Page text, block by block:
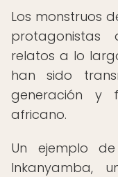
Los monstruos
protagonistas
relatos a lo
han sido
generación y
africano.
Un ejemplo
Inkanyamba,